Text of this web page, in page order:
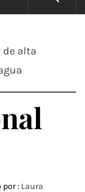
de alta
por : Laura